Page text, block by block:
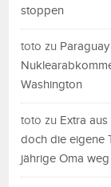
stoppen
toto zu
Washington
toto zu Extra
doch die eigene
jährige Oma weg